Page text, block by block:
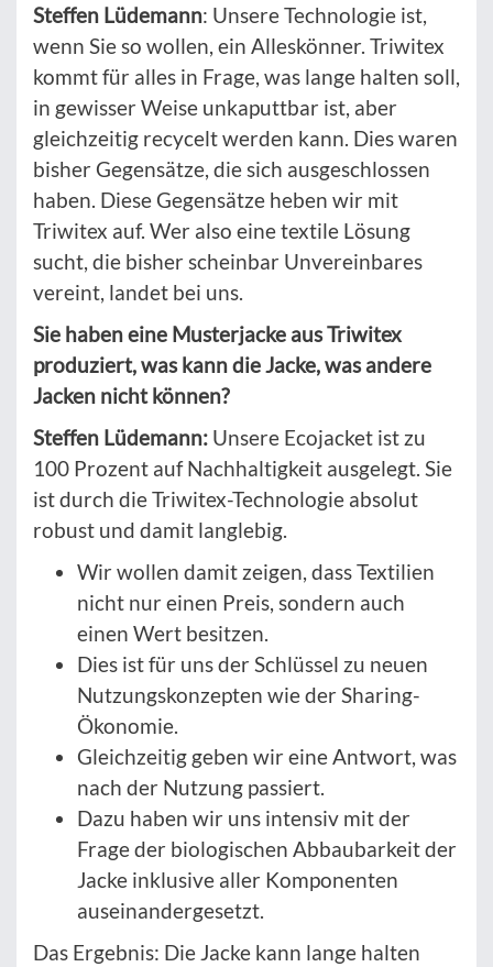
Steffen Lüdemann: Unsere Technologie ist,
wenn Sie so wollen, ein Alleskönner. Triwitex
kommt für alles in Frage, was lange halten soll,
in gewisser Weise unkaputtbar ist, aber
gleichzeitig recycelt werden kann. Dies waren
bisher Gegensätze, die sich ausgeschlossen
haben. Diese Gegensätze heben wir mit
Triwitex auf. Wer also eine textile Lösung
sucht, die bisher scheinbar Unvereinbares
vereint, landet bei uns.
Sie haben eine Musterjacke aus Triwitex
produziert, was kann die Jacke, was andere
Jacken nicht können?
Steffen Lüdemann: Unsere Ecojacket ist zu
100 Prozent auf Nachhaltigkeit ausgelegt. Sie
ist durch die Triwitex-Technologie absolut
robust und damit langlebig.
Wir wollen damit zeigen, dass Textilien
nicht nur einen Preis, sondern auch
einen Wert besitzen.
Dies ist für uns der Schlüssel zu neuen
Nutzungskonzepten wie der Sharing-
Ökonomie.
Gleichzeitig geben wir eine Antwort, was
nach der Nutzung passiert.
Dazu haben wir uns intensiv mit der
Frage der biologischen Abbaubarkeit der
Jacke inklusive aller Komponenten
auseinandergesetzt.
Das Ergebnis: Die Jacke kann lange halten